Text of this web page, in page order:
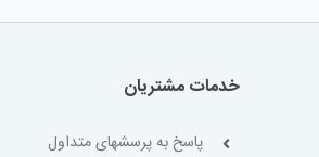
خدمات مشتریان
پاسخ به پرسشهای متداول